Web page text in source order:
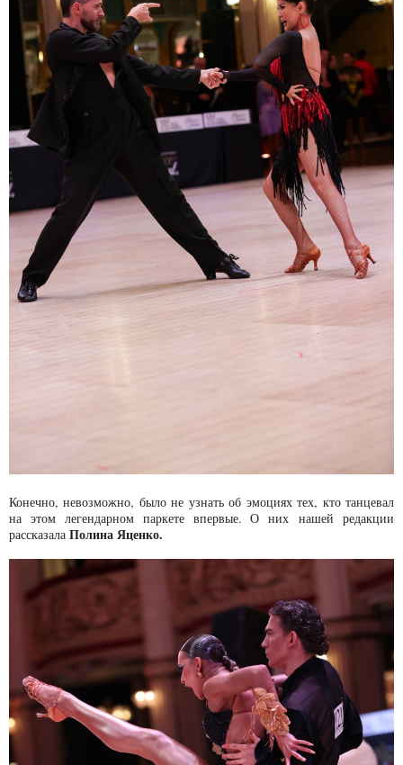
Конечно, невозможно, было не узнать об эмоциях тех, кто танцевал
на этом легендарном паркете впервые. О них нашей редакции
рассказала Полина Яценко.